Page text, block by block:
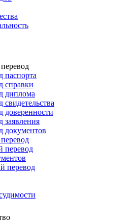
паспорта
справки
диплома
свидетельства
доверенности
заявления
документов
перевод
перевод